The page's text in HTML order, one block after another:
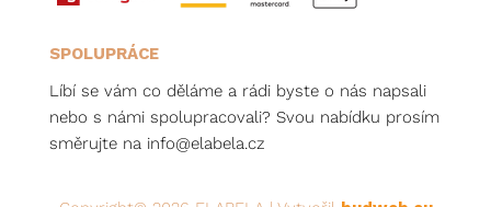
SPOLUPRÁCE
Líbí se vám co děláme a rádi byste o nás napsali
nebo s námi spolupracovali? Svou nabídku prosím
směrujte na info@elabela.cz